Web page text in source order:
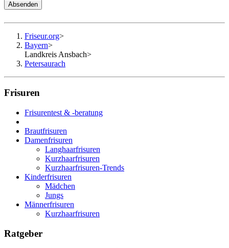
Absenden
Friseur.org>
Bayern>
Landkreis Ansbach>
Petersaurach
Frisuren
Frisurentest & -beratung
Brautfrisuren
Damenfrisuren
Langhaarfrisuren
Kurzhaarfrisuren
Kurzhaarfrisuren-Trends
Kinderfrisuren
Mädchen
Jungs
Männerfrisuren
Kurzhaarfrisuren
Ratgeber